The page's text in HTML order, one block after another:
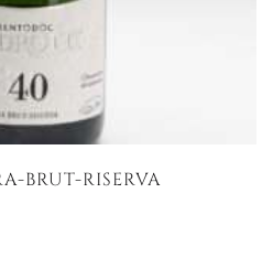
BRUT-RISERVA